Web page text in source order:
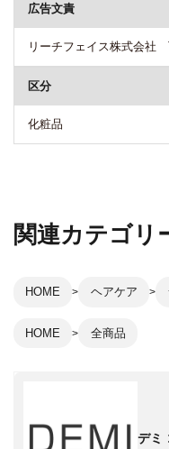
広告文責
リーチフェイス株式会社
区分
化粧品
関連カテゴリ
HOME ヘアケア
HOME 全商品
デミ